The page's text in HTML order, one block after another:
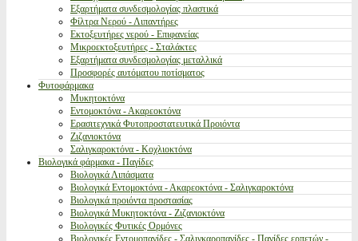
Εξαρτήματα συνδεσμολογίας πλαστικά
Φίλτρα Νερού - Λιπαντήρες
Εκτοξευτήρες νερού - Επιφανείας
Μικροεκτοξευτήρες - Σταλάκτες
Εξαρτήματα συνδεσμολογίας μεταλλικά
Προσφορές αυτόματου ποτίσματος
Φυτοφάρμακα
Μυκητοκτόνα
Εντομοκτόνα - Ακαρεοκτόνα
Ερασιτεχνικά Φυτοπροστατευτικά Προιόντα
Ζιζανιοκτόνα
Σαλιγκαροκτόνα - Κοχλιοκτόνα
Βιολογικά φάρμακα - Παγίδες
Βιολογικά Λιπάσματα
Βιολογικά Εντομοκτόνα - Ακαρεοκτόνα - Σαλιγκαροκτόνα
Βιολογικά προιόντα προστασίας
Βιολογικά Μυκητοκτόνα - Ζιζανιοκτόνα
Βιολογικές Φυτικές Ορμόνες
Βιολογικές Εντομοπαγίδες - Σαλιγκαροπαγίδες - Παγίδες ερπετών -